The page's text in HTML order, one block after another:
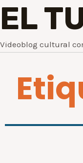
EL
Videoblog cultural